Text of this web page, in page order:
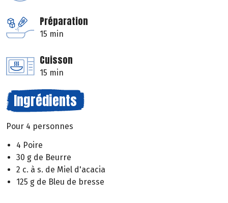
Préparation
15 min
Cuisson
15 min
Ingrédients
Pour 4 personnes
4 Poire
30 g de Beurre
2 c. à s. de Miel d'acacia
125 g de Bleu de bresse